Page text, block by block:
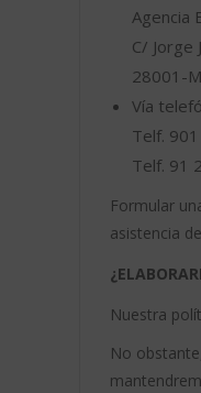
Agencia
C/ Jorge
28001-
Vía
Telf.
Telf. 91
Formular
asistencia
Nuestra
No